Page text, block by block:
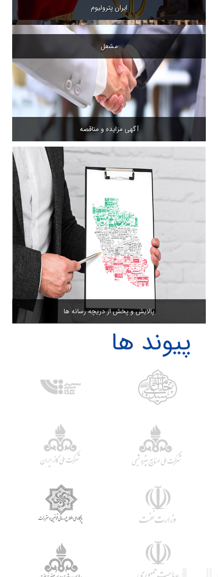
مشعل
ایران پترولیوم
آگهی مزایده و مناقصه
پالایش و پخش از دریچه رسانه ها
پیوند ها